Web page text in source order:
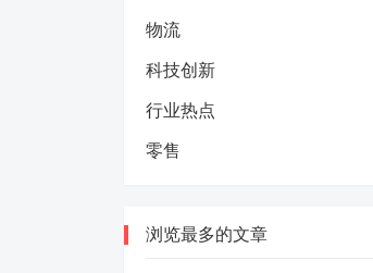
物流
科技创新
行业热点
零售
浏览最多的文章